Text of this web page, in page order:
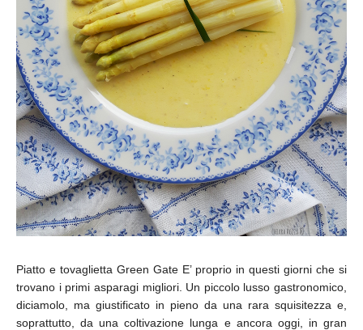
Piatto e tovaglietta Green Gate E’ proprio in questi giorni che si
trovano i primi asparagi migliori. Un piccolo lusso gastronomico,
diciamolo, ma giustificato in pieno da una rara squisitezza e,
soprattutto, da una coltivazione lunga e ancora oggi, in gran